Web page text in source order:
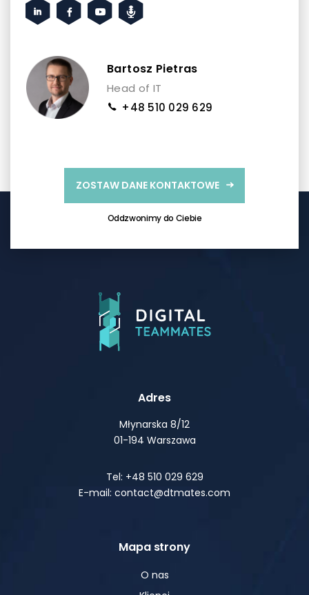
Bartosz Pietras
Head of IT
+48 510 029 629
ZOSTAW DANE KONTAKTOWE
Oddzwonimy do Ciebie
Adres
Młynarska 8/12
01-194 Warszawa
Tel: +48 510 029 629
E-mail: contact@dtmates.com
Mapa strony
O nas